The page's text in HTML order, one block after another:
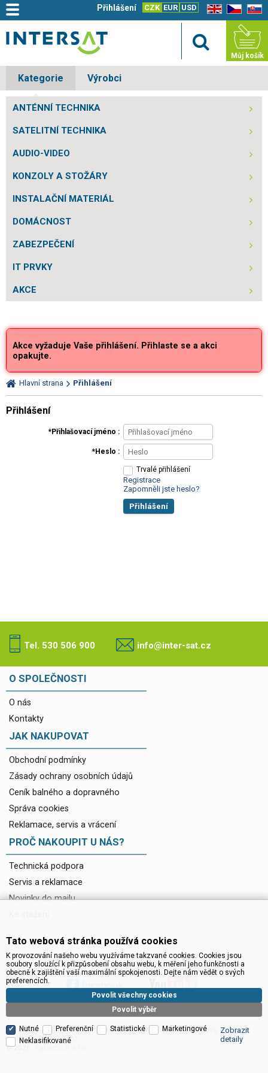
EN CZ SK
CZK EUR USD
Přihlášení
Můj košík
Kategorie Výrobci
ANTÉNNÍ TECHNIKA
SATELITNÍ TECHNIKA
AUDIO-VIDEO
KONZOLY A STOŽÁRY
INSTALAČNÍ MATERIÁL
DOMÁCNOST
ZABEZPEČENÍ
IT PRVKY
AKCE
Akce vyžaduje Vaše přihlášení. Přihlaste se a akci
opakujte.
Hlavní strana Přihlášení
Přihlášení
Přihlašovací jméno
Heslo
Trvalé přihlášení
Registrace
Zapomněli jste heslo?
Přihlášení
Tel. 530 506 900 info@inter-sat.cz
O SPOLEČNOSTI
O nás
Kontakty
JAK NAKUPOVAT
Obchodní podmínky
Zásady ochrany osobních údajů
Ceník balného a dopravného
Správa cookies
Reklamace, servis a vrácení
PROČ NAKOUPIT U NÁS?
Technická podpora
Servis a reklamace
Novinky do mailu
Satelitní technika - satelitní přijímače a komplety, set top boxy, dvb-t
technika :: INTER SAT
© 2026
Tato webová stránka používá cookies
K provozování našeho webu využíváme takzvané cookies. Cookies jsou
soubory sloužící k přizpůsobení obsahu webu, k měření jeho funkčnosti a
obecně k zajištění vaší maximální spokojenosti. Dejte nám vědět o svých
preferencích.
Povolit výběr
Povolit všechny cookies
Nutné Preferenční Statistické
Marketingové
Neklasifikované
Zobrazit
detaily